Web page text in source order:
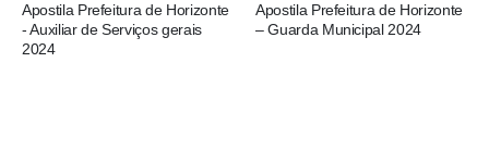
Apostila Prefeitura de Horizonte
- Auxiliar de Serviços gerais
2024
Apostila Prefeitura de Horizonte
– Guarda Municipal 2024